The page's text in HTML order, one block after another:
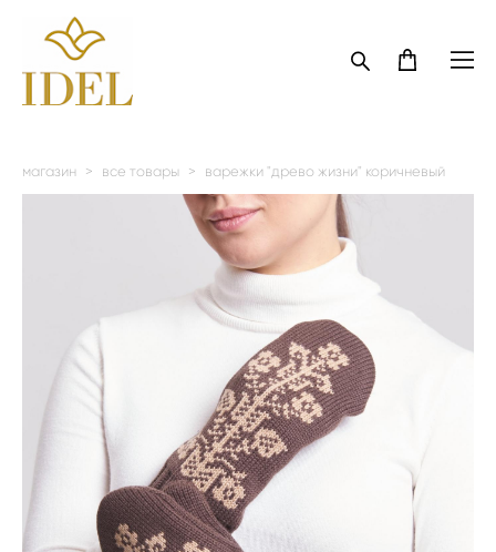
магазин > все товары > варежки "древо жизни" коричневый